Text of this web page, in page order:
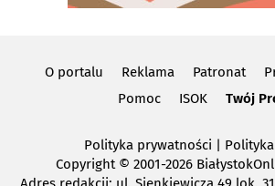
O portalu Reklama Patronat
Pomoc
ISOK Twój
Polityka prywatności |
Copyright© 2001-2026